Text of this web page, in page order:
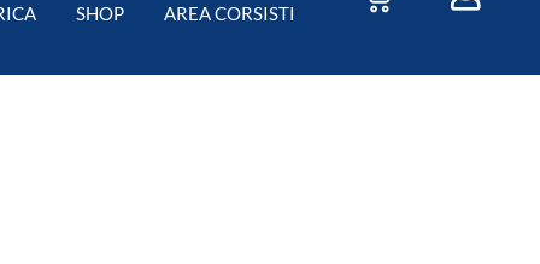
SHOP AREA CORSISTI